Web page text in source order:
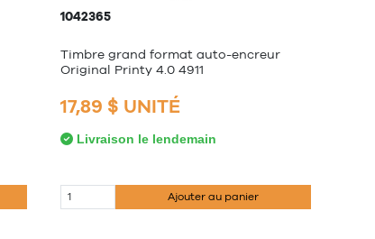
1042365
Timbre grand format auto-encreur
Original Printy 4.0 4911
17,89 $ UNITÉ
Livraison le lendemain
Ajouter au panier